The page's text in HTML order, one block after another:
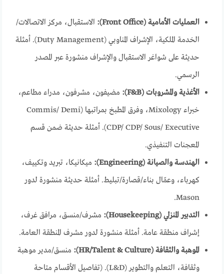
العمليات الأمامية (Front Office):
الاستقبال، مركز الاتصالات/
الخدمة الملكية، الإشراف المناوبي (Duty Management). أمثلة
حديثة على شواغر الاستقبال والإشراف منشورة عبر المصدر
الرسمي.
الأغذية والمشروبات (F&B):
مضيفون، مشرفون، مدراء مطاعم،
خبراء Mixology، وفرق المطبخ بمراتبها (Commis/ Demi
CDP/ CDP/ Sous/ Executive). أمثلة حديثة ضمن قسم
المعجنات التنفيذي.
الهندسة والصيانة (Engineering):
ميكانيكا، تبريد وتكييف،
كهرباء، وعمّال بناء/قصارة/تبليط. أمثلة حديثة منشورة لدور
Mason.
التدبير المنزلي (Housekeeping):
مشرف/منسق، مرافق غرف،
إشراف منطقة عامة. أمثلة منشورة لدور مشرف المنطقة العامة.
الموهبة والثقافة (HR/Talent & Culture):
منسق/مدير موهبة
وثقافة، التعلم والتطوير (L&D). (تفاصيل الأقسام متاحة